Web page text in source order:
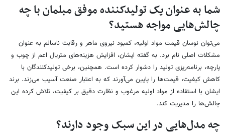
شما به عنوان یک تولیدکننده موفق مبلمان با چه
چالش‌هایی مواجه هستید؟
می‌توان نوسان قیمت مواد اولیه، کمبود نیروی ماهر و رقابت ناسالم به عنوان
مشکلات اصلی نام برد. به گفته ایشان، افزایش هزینه‌های متریال اعم از چوب و
پارچه، برنامه‌ریزی تولید را دشوار کرده است. همچنین، برخی تولیدکنندگان با
کاهش کیفیت، قیمت‌ها را پایین می‌آورند که به اعتبار صنعت آسیب می‌زند. برند
ایشان با استفاده از مواد اولیه مرغوب و نظارت دقیق بر کیفیت، تلاش کرده این
چالش‌ها را مدیریت کند.
چه مدل‌هایی در این سبک وجود دارند؟